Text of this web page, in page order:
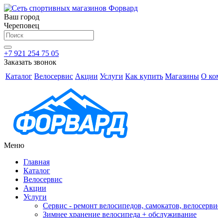
Ваш город
Череповец
+7 921 254 75 05
Заказать звонок
Каталог Велосервис Акции Услуги Как купить Магазины О
Меню
Главная
Каталог
Велосервис
Акции
Услуги
Сервис - ремонт велосипедов, самокатов,
Зимнее хранение велосипеда + обслуживание